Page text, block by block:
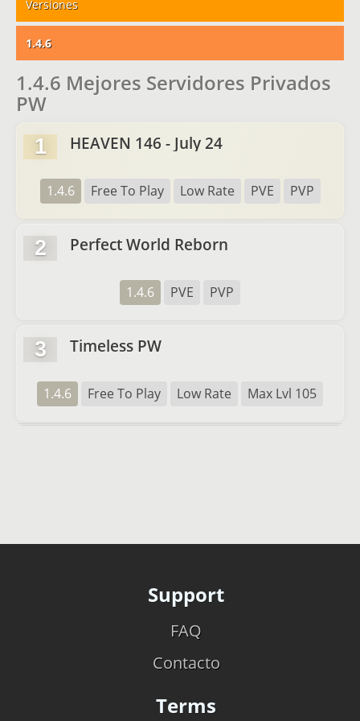
Versiones
1.4.6
1.4.6 Mejores Servidores Privados
PW
1 HEAVEN 146 - July 24
1.4.6 Free To Play Low Rate PVE PVP
2 Perfect World Reborn
1.4.6 PVE PVP
3 Timeless PW
1.4.6 Free To Play Low Rate Max Lvl 105
Support
FAQ
Contacto
Terms